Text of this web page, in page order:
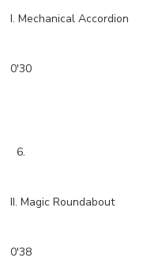
I. Mechanical Accordion
0'30
6.
II. Magic Roundabout
0'38